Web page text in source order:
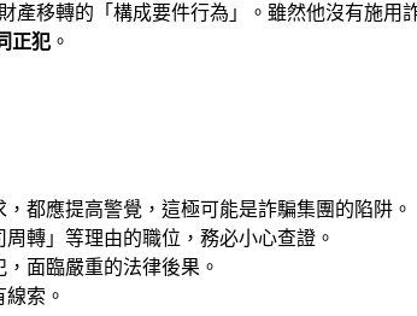
移轉的「構成要件行為」。雖然他沒有施用
正犯 。
都應提高警覺，這極可能是詐騙集團的陷阱。
轉」等理由的職位，務必小心查證。
面臨嚴重的法律後果。
索。